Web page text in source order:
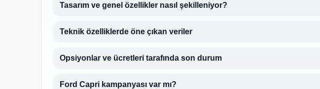
Tasarım ve genel özellikler nasıl şekilleniyor?
Teknik özelliklerde öne çıkan veriler
Opsiyonlar ve ücretleri tarafında son durum
Ford Capri kampanyası var mı?